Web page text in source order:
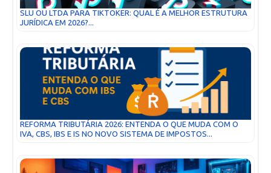
SLU OU LTDA PARA TIKTOKER: QUAL É A MELHOR ESTRUTURA
JURÍDICA EM 2026?...
REFORMA TRIBUTÁRIA 2026: ENTENDA O QUE MUDA COM O
IVA, CBS, IBS E IS NO NOVO SISTEMA DE IMPOSTOS...